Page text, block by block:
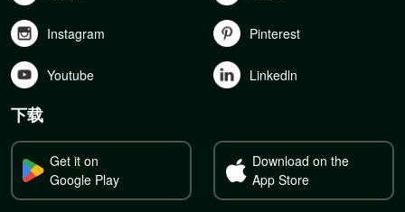
Instagram Pinterest
Youtube Linkedln
下载
Get it on
Google Play
Download on the
App Store